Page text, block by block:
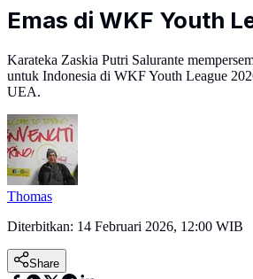
Emas di WKF Youth
Karateka Zaskia Putri Salurante
untuk Indonesia di WKF Youth League
UEA.
Thomas
Diterbitkan: 14 Februari 2026, 12:00 WIB
Share